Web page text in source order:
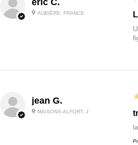
eric C.
AUBIÈRE, FRANCE
jean G.
MAISONS-ALFORT, J